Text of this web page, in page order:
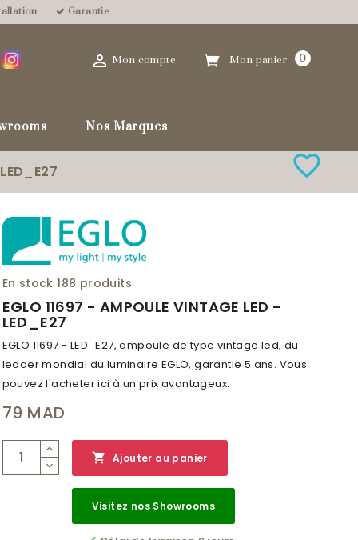
Garantie
Mon panier 0
 Mon compte
Nos Marques
En stock 188 produits
EGLO 11697 - AMPOULE VINTAGE LED -
LED_E27
EGLO 11697 - LED_E27, ampoule de type vintage led, du
leader mondial du luminaire EGLO, garantie 5 ans. Vous
pouvez l'acheter ici à un prix avantageux.
favorite_border
79 MAD
 Ajouter au panier
Visitez nos Showrooms